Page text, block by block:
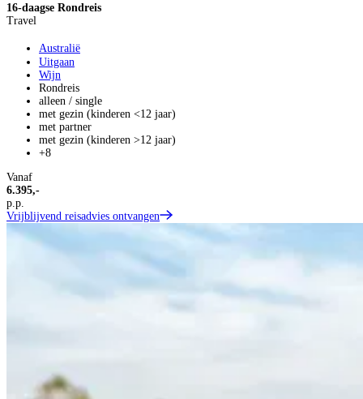
16-daagse Rondreis
Travel
Australië
Uitgaan
Wijn
Rondreis
alleen / single
met gezin (kinderen <12 jaar)
met partner
met gezin (kinderen >12 jaar)
+8
Vanaf
6.395,-
p.p.
Vrijblijvend reisadvies ontvangen